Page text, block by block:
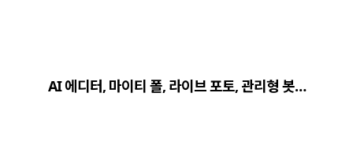
AI 에디터, 마이티 폴, 라이브 포토, 관리형 봇…